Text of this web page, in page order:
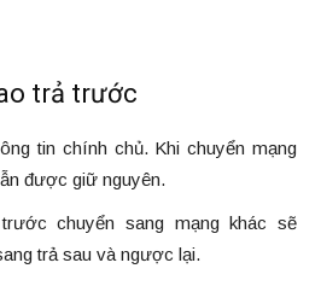
trả trước
tin chính chủ. Khi chuyển mạng
được giữ nguyên.
chuyển sang mạng khác sẽ
trả sau và ngược lại.